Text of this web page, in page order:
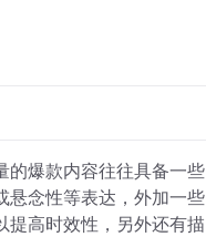
的爆款内容往往具备一些
悬念性等表达，外加一些
提高时效性，另外还有描